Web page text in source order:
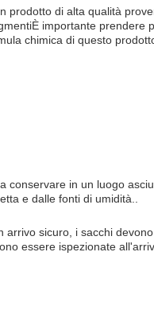
prodotto di alta qualità
importante prendere
chimica di questo
conservare in un luogo
e dalle fonti di umidità..
sicuro, i sacchi
essere ispezionate